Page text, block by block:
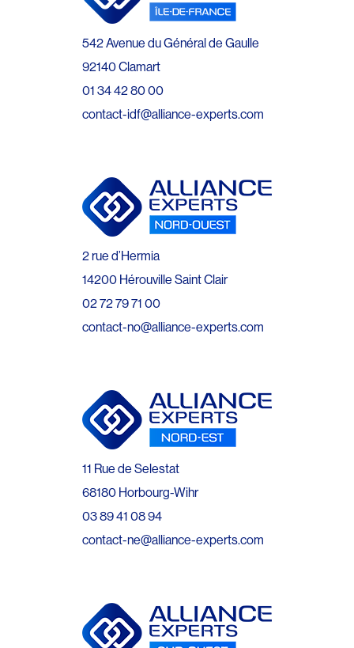
542 Avenue du Général de Gaulle
92140 Clamart
01 34 42 80 00
contact-idf@alliance-experts.com
2 rue d’Hermia
14200 Hérouville Saint Clair
02 72 79 71 00
contact-no@alliance-experts.com
11 Rue de Selestat
68180 Horbourg-Wihr
03 89 41 08 94
contact-ne@alliance-experts.com